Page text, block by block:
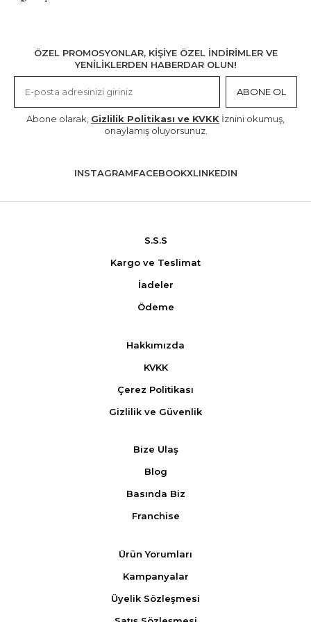
ÖZEL PROMOSYONLAR, KİŞİYE ÖZEL İNDİRİMLER VE
YENİLİKLERDEN HABERDAR OLUN!
ABONE OL
Abone olarak, Gizlilik Politikası ve KVKK İznini okumuş,
onaylamış oluyorsunuz.
INSTAGRAMFACEBOOKXLINKEDIN
S.S.S
Kargo ve Teslimat
İadeler
Ödeme
Hakkımızda
KVKK
Çerez Politikası
Gizlilik ve Güvenlik
Bize Ulaş
Blog
Basında Biz
Franchise
Ürün Yorumları
Kampanyalar
Üyelik Sözleşmesi